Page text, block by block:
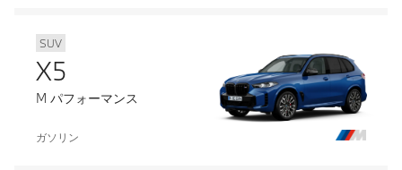
SUV
X5
M パフォーマンス
ガソリン